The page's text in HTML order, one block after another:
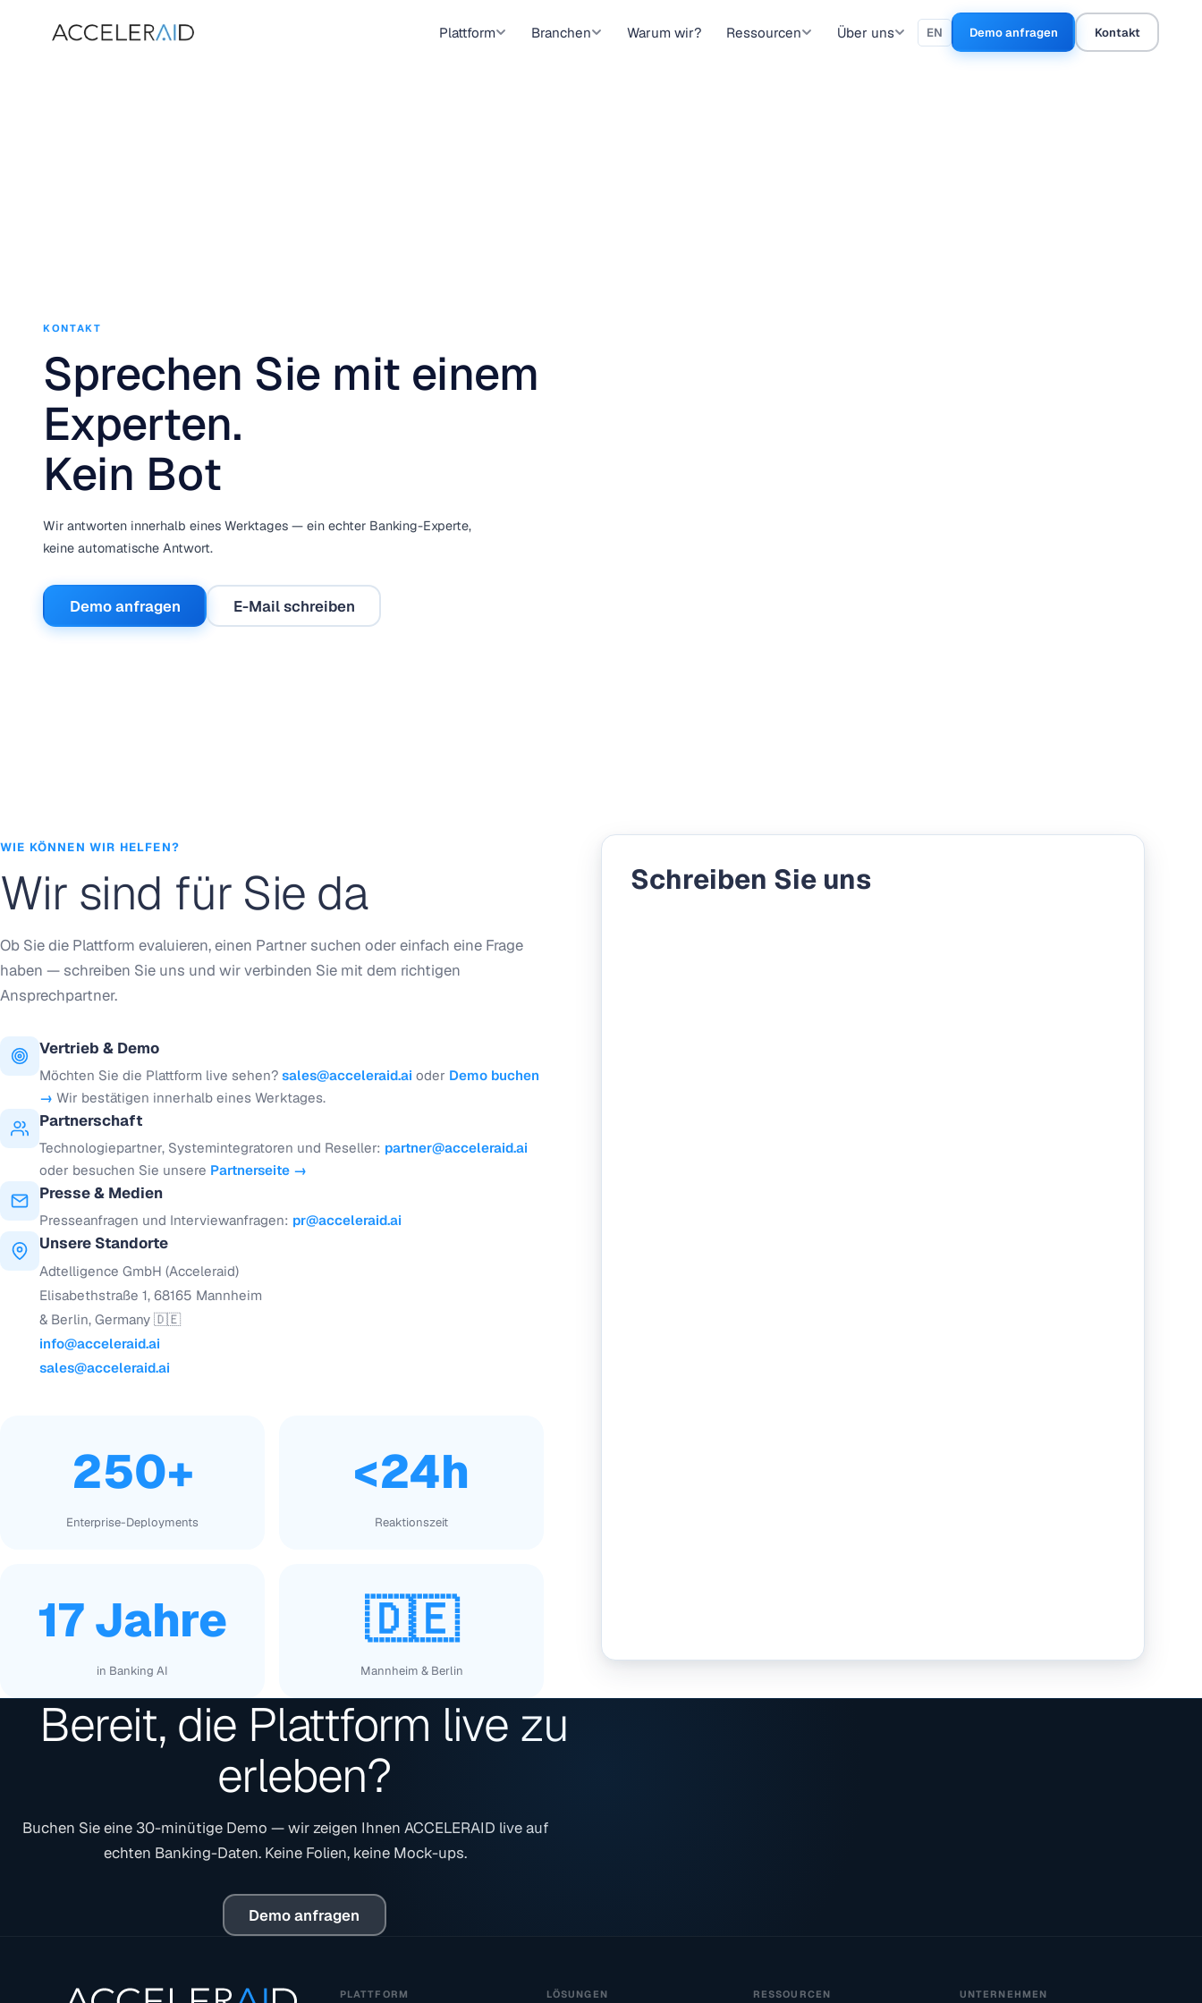
Plattform Branchen Warum wir? Ressourcen Über uns EN Demo anfragen Kontakt
KONTAKT
Sprechen Sie mit einem
Experten.
Kein Bot
Wir antworten innerhalb eines Werktages — ein echter Banking-Experte,
keine automatische Antwort.
Demo anfragen E-Mail schreiben
WIE KÖNNEN WIR HELFEN?
Wir sind für Sie da
Ob Sie die Plattform evaluieren, einen Partner suchen oder einfach eine Frage
haben — schreiben Sie uns und wir verbinden Sie mit dem richtigen
Ansprechpartner.
Vertrieb & Demo
Möchten Sie die Plattform live sehen? sales@acceleraid.ai oder Demo buchen
→ Wir bestätigen innerhalb eines Werktages.
Partnerschaft
Technologiepartner, Systemintegratoren und Reseller: partner@acceleraid.ai
oder besuchen Sie unsere Partnerseite →
Presse & Medien
Presseanfragen und Interviewanfragen: pr@acceleraid.ai
Unsere Standorte
Adtelligence GmbH (Acceleraid)
Elisabethstraße 1, 68165 Mannheim
& Berlin, Germany 🇩🇪
info@acceleraid.ai
sales@acceleraid.ai
250+
Enterprise-Deployments
<24h
Reaktionszeit
17 Jahre
in Banking AI
🇩🇪
Mannheim & Berlin
Schreiben Sie uns
Bereit, die Plattform live zu
erleben?
Buchen Sie eine 30-minütige Demo — wir zeigen Ihnen ACCELERAID live auf
echten Banking-Daten. Keine Folien, keine Mock-ups.
Demo anfragen
PLATTFORM LÖSUNGEN RESSOURCEN UNTERNEHMEN